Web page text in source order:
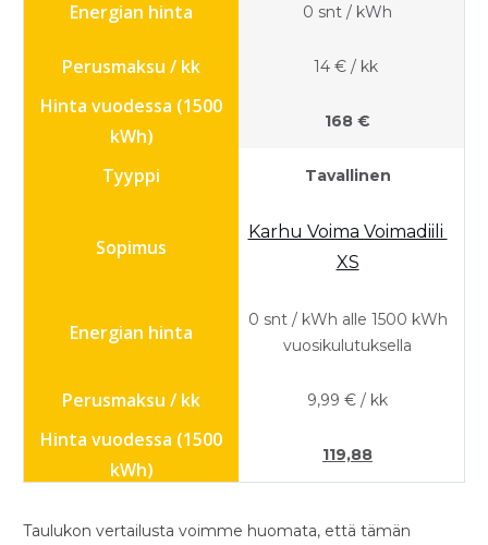
0 snt / kWh
14 € / kk
168 €
Tavallinen
Karhu Voima Voimadiili
XS
0 snt / kWh alle 1500 kWh
vuosikulutuksella
9,99 € / kk
119,88
Taulukon vertailusta voimme huomata, että tämän